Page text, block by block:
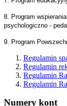
8. Program
psychologiczno -
9. Program
Regulamin
Regulamin
Regulamin
Regulamin
Numery kont